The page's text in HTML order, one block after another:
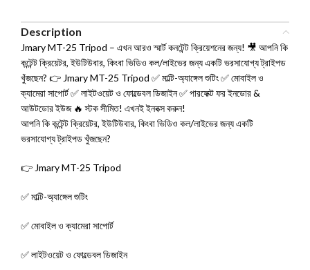
Description
Jmary MT-25 Tripod – এখন আরও স্মার্ট কনটেন্ট ক্রিয়েশনের জন্য! 🎥 আপনি কি
কন্টেন্ট ক্রিয়েটর, ইউটিউবার, কিংবা ভিডিও কল/লাইভের জন্য একটি ভরসাযোগ্য ট্রাইপড
খুঁজছেন? 👉 Jmary MT-25 Tripod ✅ মাল্টি-অ্যাঙ্গেল শুটিং ✅ মোবাইল ও
ক্যামেরা সাপোর্ট ✅ লাইটওয়েট ও ফোল্ডেবল ডিজাইন ✅ পারফেক্ট ফর ইনডোর &
আউটডোর ইউজ 🔥 স্টক সীমিত! এখনই ইনবক্স করুন!
আপনি কি কন্টেন্ট ক্রিয়েটর, ইউটিউবার, কিংবা ভিডিও কল/লাইভের জন্য একটি
ভরসাযোগ্য ট্রাইপড খুঁজছেন?
👉 Jmary MT-25 Tripod
✅ মাল্টি-অ্যাঙ্গেল শুটিং
✅ মোবাইল ও ক্যামেরা সাপোর্ট
✅ লাইটওয়েট ও ফোল্ডেবল ডিজাইন